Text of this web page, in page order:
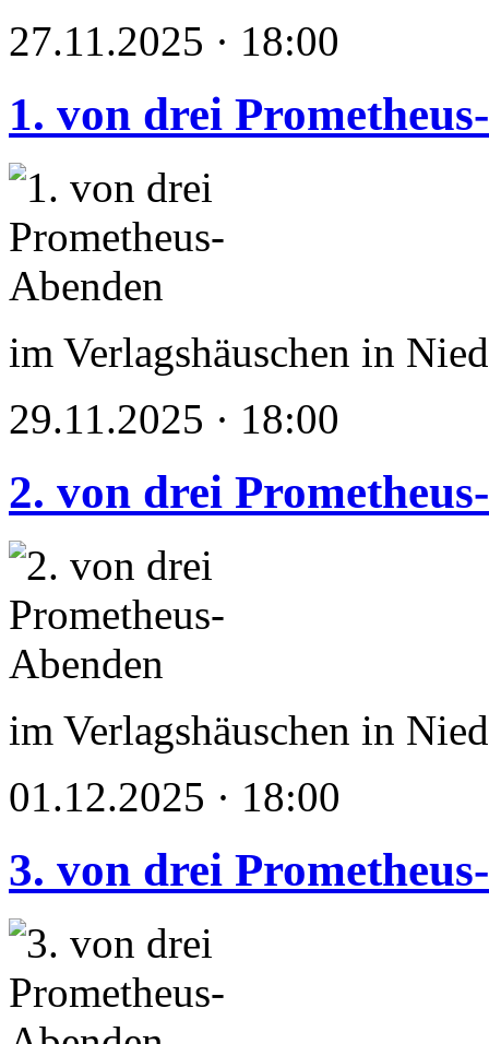
27.11.2025 · 18:00
1. von drei
im Verlagshäuschen in
29.11.2025 · 18:00
2. von drei
im Verlagshäuschen in
01.12.2025 · 18:00
3. von drei